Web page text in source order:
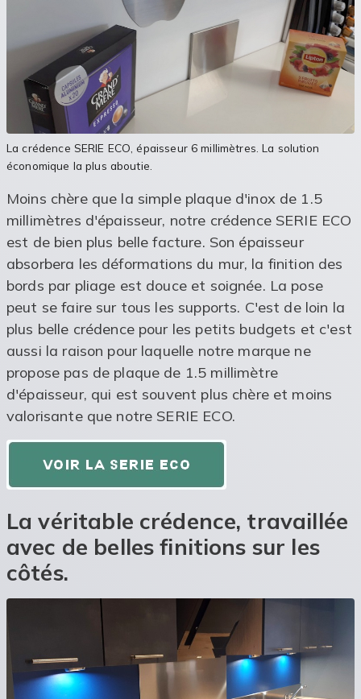
La crédence SERIE ECO, épaisseur 6 millimètres. La solution
économique la plus aboutie.
Moins chère que la simple plaque d'inox de 1.5
millimètres d'épaisseur, notre crédence SERIE ECO
est de bien plus belle facture. Son épaisseur
absorbera les déformations du mur, la finition des
bords par pliage est douce et soignée. La pose
peut se faire sur tous les supports. C'est de loin la
plus belle crédence pour les petits budgets et c'est
aussi la raison pour laquelle notre marque ne
propose pas de plaque de 1.5 millimètre
d'épaisseur, qui est souvent plus chère et moins
valorisante que notre SERIE ECO.
La véritable crédence, travaillée
avec de belles finitions sur les
côtés.